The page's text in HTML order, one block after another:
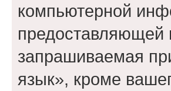
компьютерной
предоставляющей
запрашиваемая
язык», кроме